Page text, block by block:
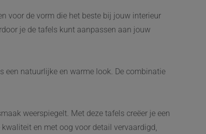
voor de vorm die het beste bij jouw interieur
je de tafels kunt aanpassen aan jouw
een natuurlijke en warme look. De combinatie
weerspiegelt. Met deze tafels creëer je een
en met oog voor detail vervaardigd,